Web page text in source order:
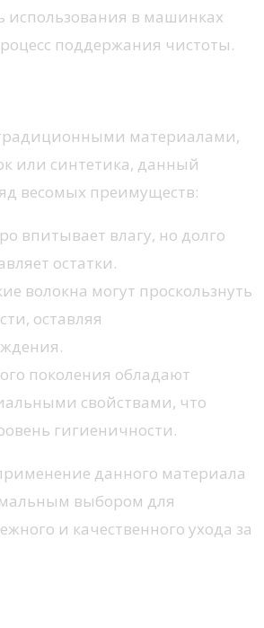
использования в машинках
поддержания чистоты.
материалами,
или синтетика, данный
весомых преимуществ:
впитывает влагу, но долго
остатки.
волокна могут проскользнуть
оставляя
поколения обладают
свойствами, что
гигиеничности.
данного материала
выбором для
и качественного ухода за